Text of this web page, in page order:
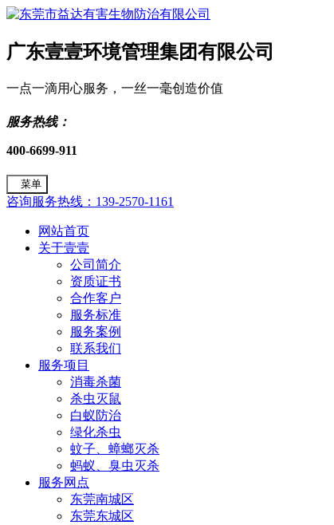
广东壹壹环境管理集团有限公司
一点一滴用心服务，一丝一毫创造价值
服务热线：
400-6699-911
菜单
咨询服务热线：139-2570-1161
网站首页
关于壹壹
公司简介
资质证书
合作客户
服务标准
服务案例
联系我们
服务项目
消毒杀菌
杀虫灭鼠
白蚁防治
绿化杀虫
蚊子、蟑螂灭杀
蚂蚁、臭虫灭杀
服务网点
东莞南城区
东莞东城区